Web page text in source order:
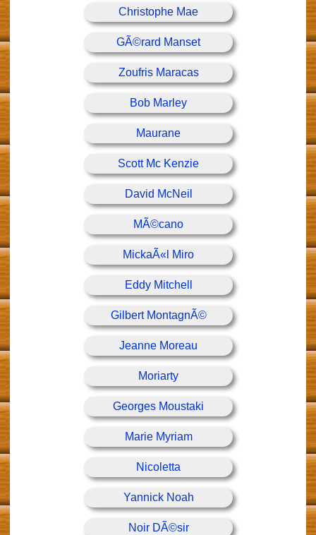
Christophe Mae
GÃ©rard Manset
Zoufris Maracas
Bob Marley
Maurane
Scott Mc Kenzie
David McNeil
MÃ©cano
MickaÃ«l Miro
Eddy Mitchell
Gilbert MontagnÃ©
Jeanne Moreau
Moriarty
Georges Moustaki
Marie Myriam
Nicoletta
Yannick Noah
Noir DÃ©sir